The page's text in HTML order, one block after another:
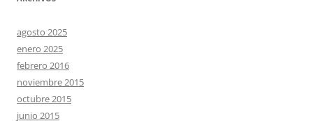
agosto 2025
enero 2025
febrero 2016
noviembre 2015
octubre 2015
junio 2015